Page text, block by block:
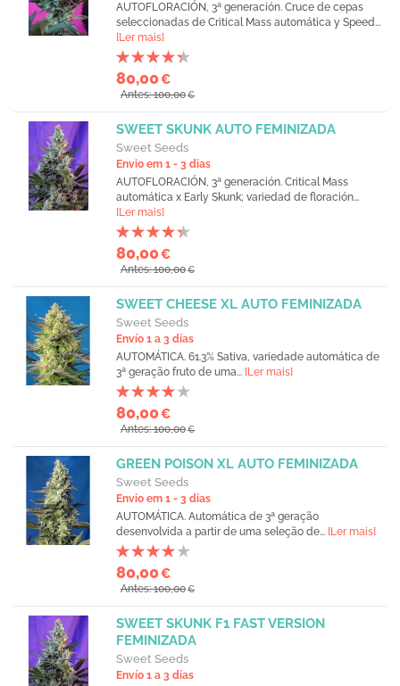
AUTOFLORACIÓN, 3ª generación. Cruce de cepas
seleccionadas de Critical Mass automática y Speed...
[Ler mais]
80,00€
Antes: 100,00€
SWEET SKUNK AUTO FEMINIZADA
Sweet Seeds
Envio em 1 - 3 dias
AUTOFLORACIÓN, 3ª generación. Critical Mass
automática x Early Skunk; variedad de floración...
[Ler mais]
80,00€
Antes: 100,00€
SWEET CHEESE XL AUTO FEMINIZADA
Sweet Seeds
Envío 1 a 3 días
AUTOMÁTICA. 61.3% Sativa, variedade automática de
3ª geração fruto de uma... [Ler mais]
80,00€
Antes: 100,00€
GREEN POISON XL AUTO FEMINIZADA
Sweet Seeds
Envio em 1 - 3 dias
AUTOMÁTICA. Automática de 3ª geração
desenvolvida a partir de uma seleção de... [Ler mais]
80,00€
Antes: 100,00€
SWEET SKUNK F1 FAST VERSION
FEMINIZADA
Sweet Seeds
Envío 1 a 3 días